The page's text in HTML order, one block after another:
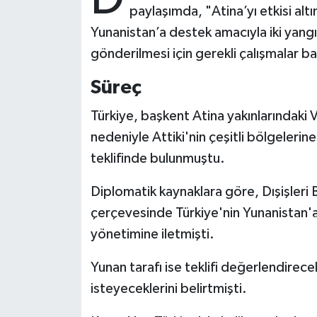
paylaşımda, "Atina’yı etkisi
Yunanistan’a destek amacıyla iki
gönderilmesi için gerekli çalışmalar
Süreç
Türkiye, başkent Atina
nedeniyle Attiki'nin çeşitli bölgelerine
teklifinde bulunmuştu.
Diplomatik kaynaklara göre, Dışişleri
çerçevesinde Türkiye'nin
yönetimine iletmişti.
Yunan tarafı ise teklifi
isteyeceklerini belirtmişti.
Bitlis Müftülüğü
Bursa Müftülüğü
Çankırı Müftülüğü
Denizli Müftülüğü
Duyurular
Bilim, Teknoloji
Diyanet TV